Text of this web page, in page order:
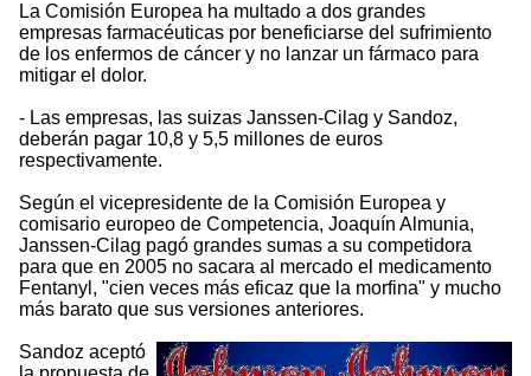
La Comisión Europea ha multado a dos grandes
empresas farmacéuticas por beneficiarse del sufrimiento
de los enfermos de cáncer y no lanzar un fármaco para
mitigar el dolor.
- Las empresas, las suizas Janssen-Cilag y Sandoz,
deberán pagar 10,8 y 5,5 millones de euros
respectivamente.
Según el vicepresidente de la Comisión Europea y
comisario europeo de Competencia, Joaquín Almunia,
Janssen-Cilag pagó grandes sumas a su competidora
para que en 2005 no sacara al mercado el medicamento
Fentanyl, "cien veces más eficaz que la morfina" y mucho
más barato que sus versiones anteriores.
Sandoz aceptó